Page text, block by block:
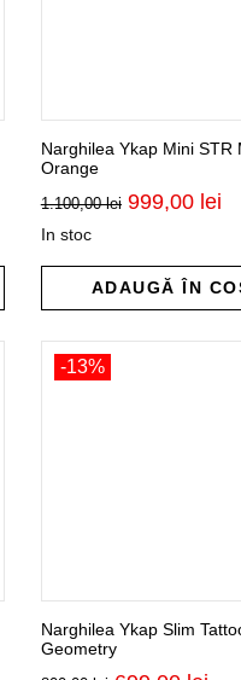
Narghilea Ykap Mini STR
Orange
1.100,00lei Prețul
fost:
1.100,00
999,00 lei
In stoc
ADAUGĂ ÎN
-13%
Narghilea Ykap Slim
Geometry